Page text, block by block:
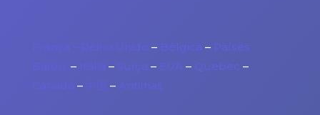
França – Reino Unido – Bélgica – Países
Baixos – Itália – Suíça – EUA – Quebec –
Canadá – 中国 – Antilhas